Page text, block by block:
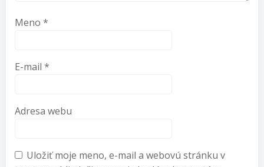
Meno *
E-mail *
Adresa webu
Uložiť moje meno, e-mail a webovú stránku v